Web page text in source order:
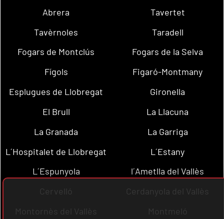
Abrera
Tavertet
Tavèrnoles
Taradell
Fogars de Montclús
Fogars de la Selva
Fígols
Figaró-Montmany
Esplugues de Llobregat
Gironella
El Brull
La Llacuna
La Granada
La Garriga
L´Hospitalet de Llobregat
L´Estany
L´Espunyola
l´Ametlla del Vallès
Cervelló
Cerdanyola del Vallès
Montornès del Vallès
Montmeló